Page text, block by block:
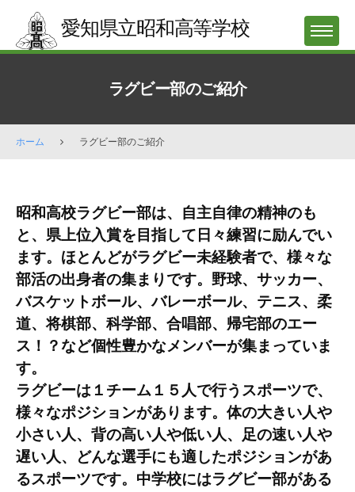
content
愛知県立昭和高等学校 MENU
ラグビー部のご紹介
ホーム ラグビー部のご紹介
ラ
グ
ビ
ー
部
の
ご
紹
介
2026
年
7
月
2
昭和高校ラグビー部は、自主自律の精神のも
と、県上位入賞を目指して日々練習に励んでい
ます。ほとんどがラグビー未経験者で、様々な
部活の出身者の集まりです。野球、サッカー、
バスケットボール、バレーボール、テニス、柔
道、将棋部、科学部、合唱部、帰宅部のエー
ス！？など個性豊かなメンバーが集まっていま
す。
ラグビーは１チーム１５人で行うスポーツで、
様々なポジションがあります。体の大きい人や
小さい人、背の高い人や低い人、足の速い人や
遅い人、どんな選手にも適したポジションがあ
るスポーツです。中学校にはラグビー部がある